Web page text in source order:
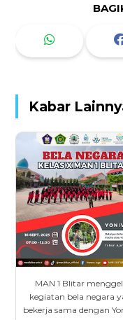
Kabar
MAN 1 Blitar
kegiatan bela negara
bekerja sama dengan